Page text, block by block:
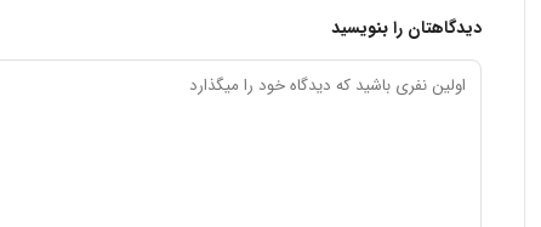
دیدگاهتان را بنویسید